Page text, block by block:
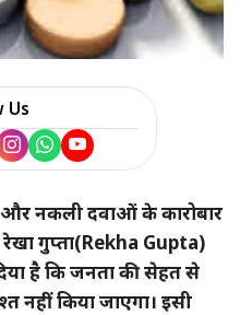
Us
नकली दवाओं के कारोबार
रेखा गुप्ता(Rekha Gupta)
है कि जनता की सेहत से
नहीं किया जाएगा। इसी